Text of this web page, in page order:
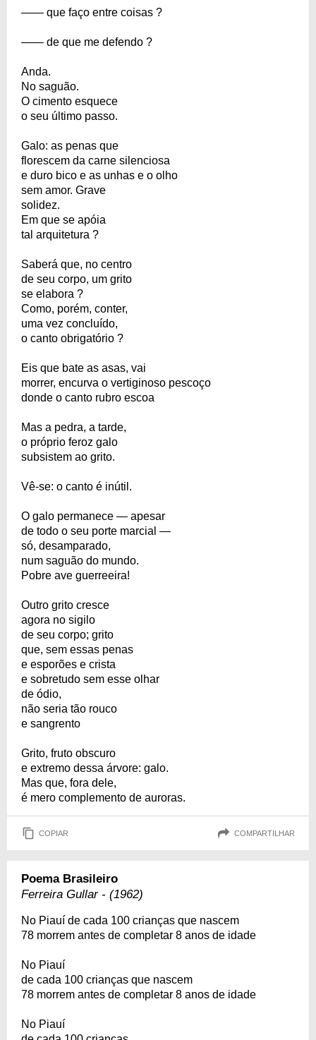
—— que faço entre coisas ?
—— de que me defendo ?
Anda.
No saguão.
O cimento esquece
o seu último passo.
Galo: as penas que
florescem da carne silenciosa
e duro bico e as unhas e o olho
sem amor. Grave
solidez.
Em que se apóia
tal arquitetura ?
Saberá que, no centro
de seu corpo, um grito
se elabora ?
Como, porém, conter,
uma vez concluído,
o canto obrigatório ?
Eis que bate as asas, vai
morrer, encurva o vertiginoso pescoço
donde o canto rubro escoa
Mas a pedra, a tarde,
o próprio feroz galo
subsistem ao grito.
Vê-se: o canto é inútil.
O galo permanece — apesar
de todo o seu porte marcial —
só, desamparado,
num saguão do mundo.
Pobre ave guerreeira!
Outro grito cresce
agora no sigilo
de seu corpo; grito
que, sem essas penas
e esporões e crista
e sobretudo sem esse olhar
de ódio,
não seria tão rouco
e sangrento
Grito, fruto obscuro
e extremo dessa árvore: galo.
Mas que, fora dele,
é mero complemento de auroras.
COPIAR COMPARTILHAR
Poema Brasileiro
Ferreira Gullar - (1962)
No Piauí de cada 100 crianças que nascem
78 morrem antes de completar 8 anos de idade
No Piauí
de cada 100 crianças que nascem
78 morrem antes de completar 8 anos de idade
No Piauí